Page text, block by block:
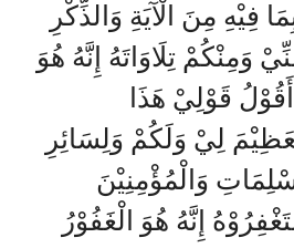
فِيْهِ مِنَ الْآيَةِ وَالذِّكْرِ
وَمِنْكُمْ تِلَاوَاتَهُ إِنَّهُ هُوَ
أَقُوْلُ قَوْلِيْ هَذَا
لِيْ وَلَكُمْ وَلِسَائِرِ
وَالْمُؤْمِنِيْنَ
إِنَّهُ هُوَ الْغَفُوْرُ